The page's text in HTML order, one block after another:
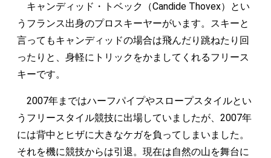
キャンディッド・トベック（Candide Thovex）とい
うフランス出身のプロスキーヤーがいます。スキーと
言ってもキャンディッドの場合は飛んだり跳ねたり回
ったりと、身軽にトリックをかましてくれるフリース
キーです。
2007年まではハーフパイプやスロープスタイルとい
うフリースタイル競技に出場していましたが、2007年
には背中とヒザに大きなケガを負ってしまいました。
それを機に競技からは引退。現在は自然の山を舞台に